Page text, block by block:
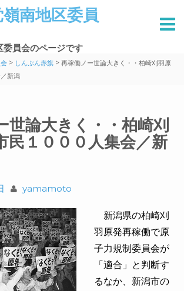
南地区委員
委員会のページです
> しんぶん赤旗 > 再稼働ノー世論大きく・・柏崎刈羽原
新潟
世論大きく・・柏崎刈
１０００人集会／新
yamamoto
新潟県の柏崎刈
羽原発再稼働で原
子力規制委員会が
「適合」と判断す
るなか、新潟市の